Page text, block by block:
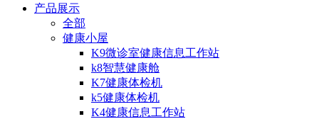
产品展示
全部
健康小屋
K9微诊室健康信息工作站
k8智慧健康舱
K7健康体检机
k5健康体检机
K4健康信息工作站